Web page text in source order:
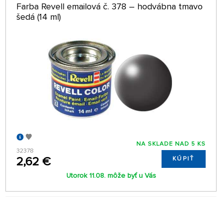
Farba Revell emailová č. 378 – hodvábna tmavo
šedá (14 ml)
32378
2,62 €
NA SKLADE NAD 5 KS
KÚPIŤ
Utorok 11.08. môže byť u Vás